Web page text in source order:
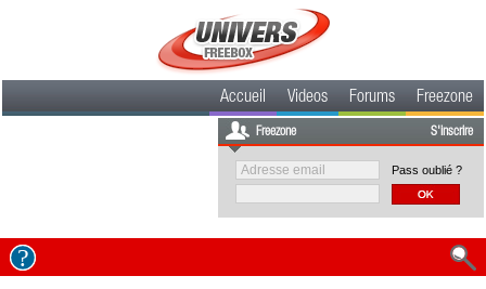
Accueil Videos Forums Freezone
Freezone S'inscrire
Pass oublié ?